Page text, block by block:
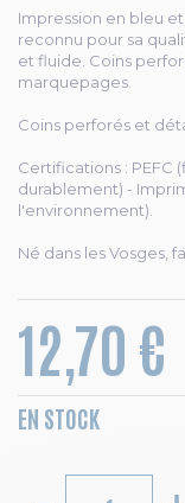
Impression en bleu
reconnu pour sa
et fluide. Coins
marquepages.
Coins perforés et
Certifications : PEFC
durablement) -
l'environnement).
Né dans les Vosges,
12,70 €
EN STOCK